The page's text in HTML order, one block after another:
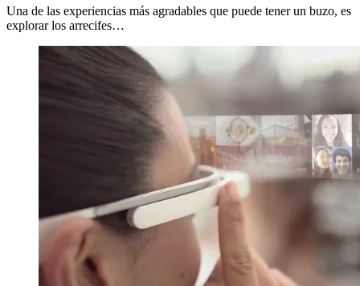
Una de las experiencias más agradables que puede tener un buzo, es
explorar los arrecifes…